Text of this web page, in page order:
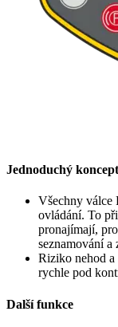
Jednoduchý
Všechny válce
ovládání. To
pronajímají,
seznamování
Riziko nehod a
rychle pod
Další funkce